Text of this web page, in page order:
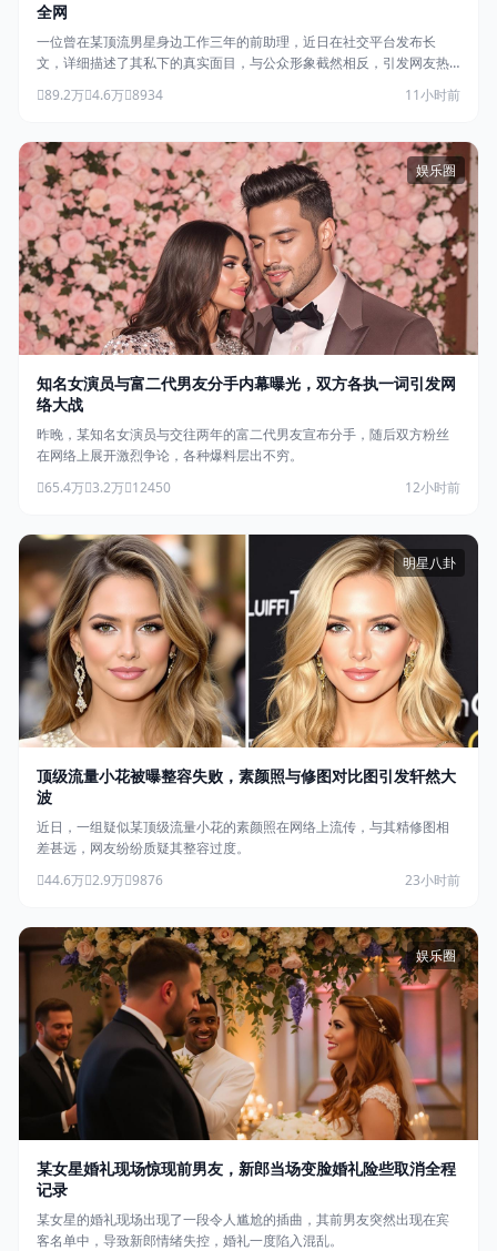
全网
一位曾在某顶流男星身边工作三年的前助理，近日在社交平台发布长
文，详细描述了其私下的真实面目，与公众形象截然相反，引发网友热
89.2万 4.6万 8934 11小时前
娱乐圈
知名女演员与富二代男友分手内幕曝光，双方各执一词引发网
络大战
昨晚，某知名女演员与交往两年的富二代男友宣布分手，随后双方粉丝
在网络上展开激烈争论，各种爆料层出不穷。
65.4万 3.2万 12450 12小时前
明星八卦
顶级流量小花被曝整容失败，素颜照与修图对比图引发轩然大
波
近日，一组疑似某顶级流量小花的素颜照在网络上流传，与其精修图相
差甚远，网友纷纷质疑其整容过度。
44.6万 2.9万 9876 23小时前
娱乐圈
某女星婚礼现场惊现前男友，新郎当场变脸婚礼险些取消全程
记录
某女星的婚礼现场出现了一段令人尴尬的插曲，其前男友突然出现在宾
客名单中，导致新郎情绪失控，婚礼一度陷入混乱。